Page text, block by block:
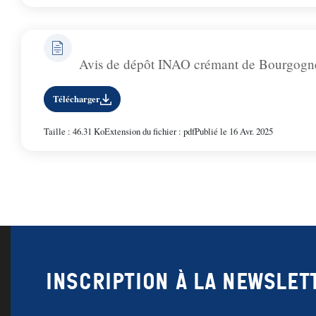
Avis de dépôt INAO crémant de
Télécharger
Taille : 46.31 KoExtension du fichier : pdfPublié le 16 Avr. 2025
Inscription à la